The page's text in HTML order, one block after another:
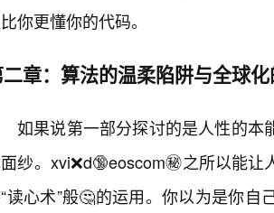
你更懂你的代码。
章：算法的温柔陷阱与全球
如果说第一部分探讨的是人性的本
纱。xvi❌d🔞eoscom㊙️之所以能
读心术”般🤔的运用。你以为是你